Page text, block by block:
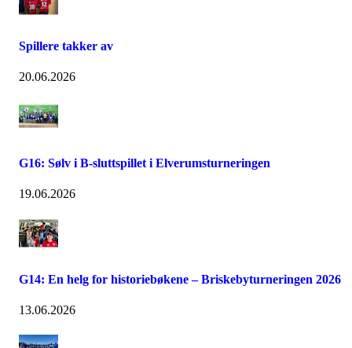
Spillere takker av
20.06.2026
G16: Sølv i B-sluttspillet i Elverumsturneringen
19.06.2026
G14: En helg for historiebøkene – Briskebyturneringen 2026
13.06.2026